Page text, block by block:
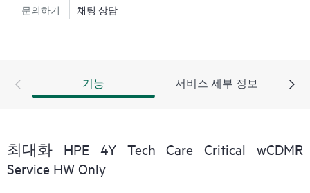
안에 대한 일반 기술 안내를 제공함으로써 기존의 지원
제품, 서비스, 사례에 대한 실행 가능한 데이터와 HPE
Tech Care 서비스 하에 지원되는 지원 계약을 제공하는
제품과 그 상호 작용 방식을 인지하여 더 쉽게 자산을 관
리할 수 있습니다. 새로운 셀프 서비스 툴을 활용하여 고
객은 지원 인시던트를 열지 않고도 특정 활동을 수행할
문의하기 채팅 상담
기능 서비스 세부 정보
최대화 HPE 4Y Tech Care Critical wCDMR
Service HW Only